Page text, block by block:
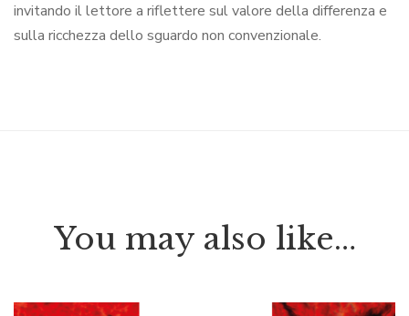
invitando il lettore a riflettere sul valore della differenza e
sulla ricchezza dello sguardo non convenzionale.
You may also like…